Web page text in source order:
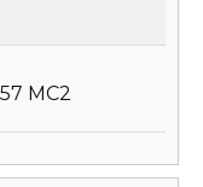
MC2